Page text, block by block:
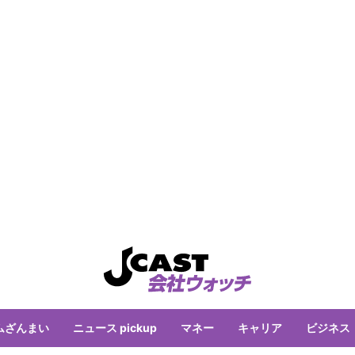
ざんまい ニュース pickup マネー キャリア ビジネス